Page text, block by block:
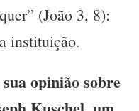
(João 3, 8):
instituição.
opinião sobre